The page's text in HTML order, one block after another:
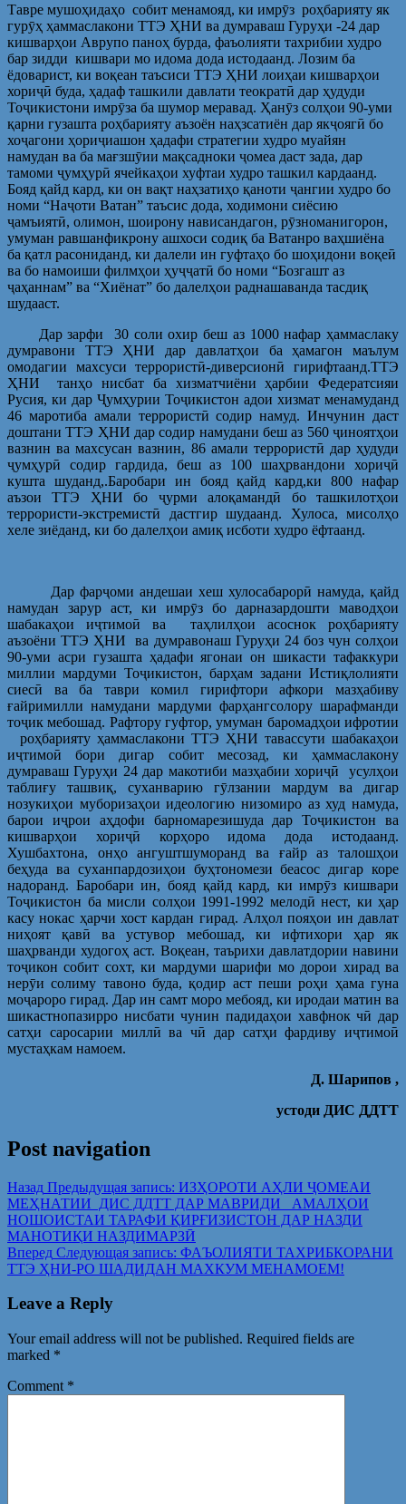
Тавре мушоҳидаҳо собит менамояд, ки имрӯз роҳбарияту як
гурӯҳ ҳаммаслакони ТТЭ ҲНИ ва думраваш Гуруҳи -24 дар
кишварҳои Аврупо паноҳ бурда, фаъолияти тахрибии худро
бар зидди кишвари мо идома дода истодаанд. Лозим ба
ёдоварист, ки воқеан таъсиси ТТЭ ҲНИ лоиҳаи кишварҳои
хориҷӣ буда, ҳадаф ташкили давлати теократӣ дар ҳудуди
Тоҷикистони имрӯза ба шумор меравад. Ҳанӯз солҳои 90-уми
қарни гузашта роҳбарияту аъзоён наҳзсатиён дар якҷоягӣ бо
хоҷагони ҳориҷиашон ҳадафи стратегии худро муайян
намудан ва ба мағзшӯии мақсадноки ҷомеа даст зада, дар
тамоми ҷумҳурӣ ячейкаҳои хуфтаи худро ташкил кардаанд.
Бояд қайд кард, ки он вақт наҳзатиҳо қаноти ҷангии худро бо
номи “Наҷоти Ватан” таъсис дода, ходимони сиёсию
ҷамъиятӣ, олимон, шоирону нависандагон, рӯзноманигорон,
умуман равшанфикрону ашхоси содиқ ба Ватанро ваҳшиёна
ба қатл расониданд, ки далели ин гуфтаҳо бо шоҳидони воқеӣ
ва бо намоиши филмҳои ҳуҷҷатӣ бо номи “Бозгашт аз
ҷаҳаннам” ва “Хиёнат” бо далелҳои раднашаванда тасдиқ
шудааст.
Дар зарфи 30 соли охир беш аз 1000 нафар ҳаммаслаку
думравони ТТЭ ҲНИ дар давлатҳои ба ҳамагон маълум
омодагии махсуси террористӣ-диверсионӣ гирифтаанд.ТТЭ
ҲНИ танҳо нисбат ба хизматчиёни ҳарбии Федератсияи
Русия, ки дар Ҷумҳурии Тоҷикистон адои хизмат менамуданд
46 маротиба амали террористӣ содир намуд. Инчунин даст
доштани ТТЭ ҲНИ дар содир намудани беш аз 560 ҷиноятҳои
вазнин ва махсусан вазнин, 86 амали террористӣ дар ҳудуди
ҷумҳурӣ содир гардида, беш аз 100 шаҳрвандони хориҷӣ
кушта шуданд,.Баробари ин бояд қайд кард,ки 800 нафар
аъзои ТТЭ ҲНИ бо ҷурми алоқамандӣ бо ташкилотҳои
террористи-экстремистӣ дастгир шудаанд. Хулоса, мисолҳо
хеле зиёданд, ки бо далелҳои амиқ исботи худро ёфтаанд.
Дар фарҷоми андешаи хеш хулосабарорӣ намуда, қайд
намудан зарур аст, ки имрӯз бо дарназардошти маводҳои
шабакаҳои иҷтимоӣ ва таҳлилҳои асоснок роҳбарияту
аъзоёни ТТЭ ҲНИ ва думравонаш Гуруҳи 24 боз чун солҳои
90-уми асри гузашта ҳадафи ягонаи он шикасти тафаккури
миллии мардуми Тоҷикистон, барҳам задани Истиқлолияти
сиесӣ ва ба таври комил гирифтори афкори мазҳабиву
ғайримилли намудани мардуми фарҳангсолору шарафманди
тоҷик мебошад. Рафтору гуфтор, умуман баромадҳои ифротии
роҳбарияту ҳаммаслакони ТТЭ ҲНИ тавассути шабакаҳои
иҷтимоӣ бори дигар собит месозад, ки ҳаммаслакону
думраваш Гуруҳи 24 дар макотиби мазҳабии хориҷӣ усулҳои
таблиғу ташвиқ, суханварию гӯлзании мардум ва дигар
нозукиҳои муборизаҳои идеологию низомиро аз худ намуда,
барои иҷрои аҳдофи барномарезишуда дар Тоҷикистон ва
кишварҳои хориҷӣ корҳоро идома дода истодаанд.
Хушбахтона, онҳо ангуштшуморанд ва ғайр аз талошҳои
беҳуда ва суханпардозиҳои буҳтономези беасос дигар коре
надоранд. Баробари ин, бояд қайд кард, ки имрӯз кишвари
Тоҷикистон ба мисли солҳои 1991-1992 мелодӣ нест, ки ҳар
касу нокас ҳарчи хост кардан гирад. Алҳол пояҳои ин давлат
ниҳоят қавӣ ва устувор мебошад, ки ифтихори ҳар як
шаҳрванди худогоҳ аст. Воқеан, таърихи давлатдории навини
тоҷикон собит сохт, ки мардуми шарифи мо дорои хирад ва
нерӯи солиму тавоно буда, қодир аст пеши роҳи ҳама гуна
моҷароро гирад. Дар ин самт моро мебояд, ки иродаи матин ва
шикастнопазирро нисбати чунин падидаҳои хавфнок чӣ дар
сатҳи саросарии миллӣ ва чӣ дар сатҳи фардиву иҷтимоӣ
мустаҳкам намоем.
Д. Шарипов ,
устоди ДИС ДДТТ
Post navigation
Назад Предыдущая запись: ИЗҲОРОТИ АҲЛИ ҶОМЕАИ
МЕҲНАТИИ ДИС ДДТТ ДАР МАВРИДИ АМАЛҲОИ
НОШОИСТАИ ТАРАФИ ҚИРҒИЗИСТОН ДАР НАЗДИ
МАНОТИҚИ НАЗДИМАРЗӢ
Вперед Следующая запись: ФАЪОЛИЯТИ ТАХРИБКОРАНИ
ТТЭ ҲНИ-РО ШАДИДАН МАХКУМ МЕНАМОЕМ!
Leave a Reply
Your email address will not be published. Required fields are
marked *
Comment *